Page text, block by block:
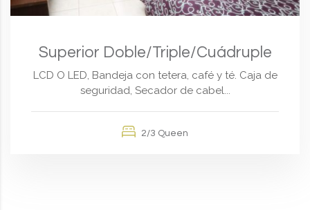
Superior Doble/Triple/Cuádruple
LCD O LED, Bandeja con tetera, café y té. Caja de
seguridad, Secador de cabel...
2/3 Queen